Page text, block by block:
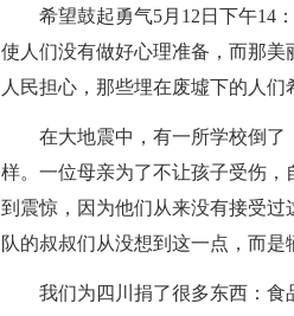
希望鼓起勇气5月12日下午14
使人们没有做好心理准备，而那
人民担心，那些埋在废墟下的人
在大地震中，有一所学校倒
样。一位母亲为了不让孩子受伤
到震惊，因为他们从来没有接受
队的叔叔们从没想到这一点，而是
我们为四川捐了很多东西：